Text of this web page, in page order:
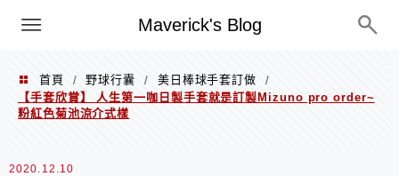
Maverick's Blog
Menu
首頁 / 野球行囊 / 美日棒球手套訂做
/
【手套欣賞】 人生第一咖日製手套就是訂製Mizuno pro order~
粉紅色菊池涼介式樣
2020.12.10